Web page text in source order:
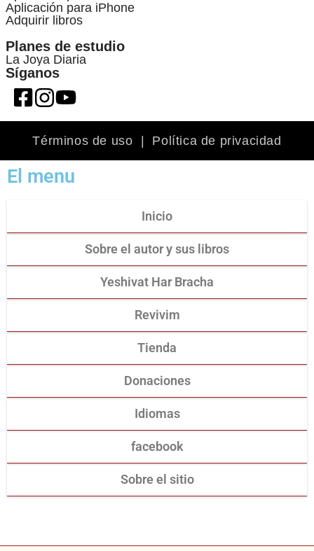
Aplicación para iPhone
Adquirir libros
Planes de estudio
La Joya Diaria
Síganos
Términos de uso | Política de privacidad
El menu
Inicio
Sobre el autor y sus libros
Yeshivat Har Bracha
Revivim
Tienda
Donaciones
Idiomas
facebook
Sobre el sitio